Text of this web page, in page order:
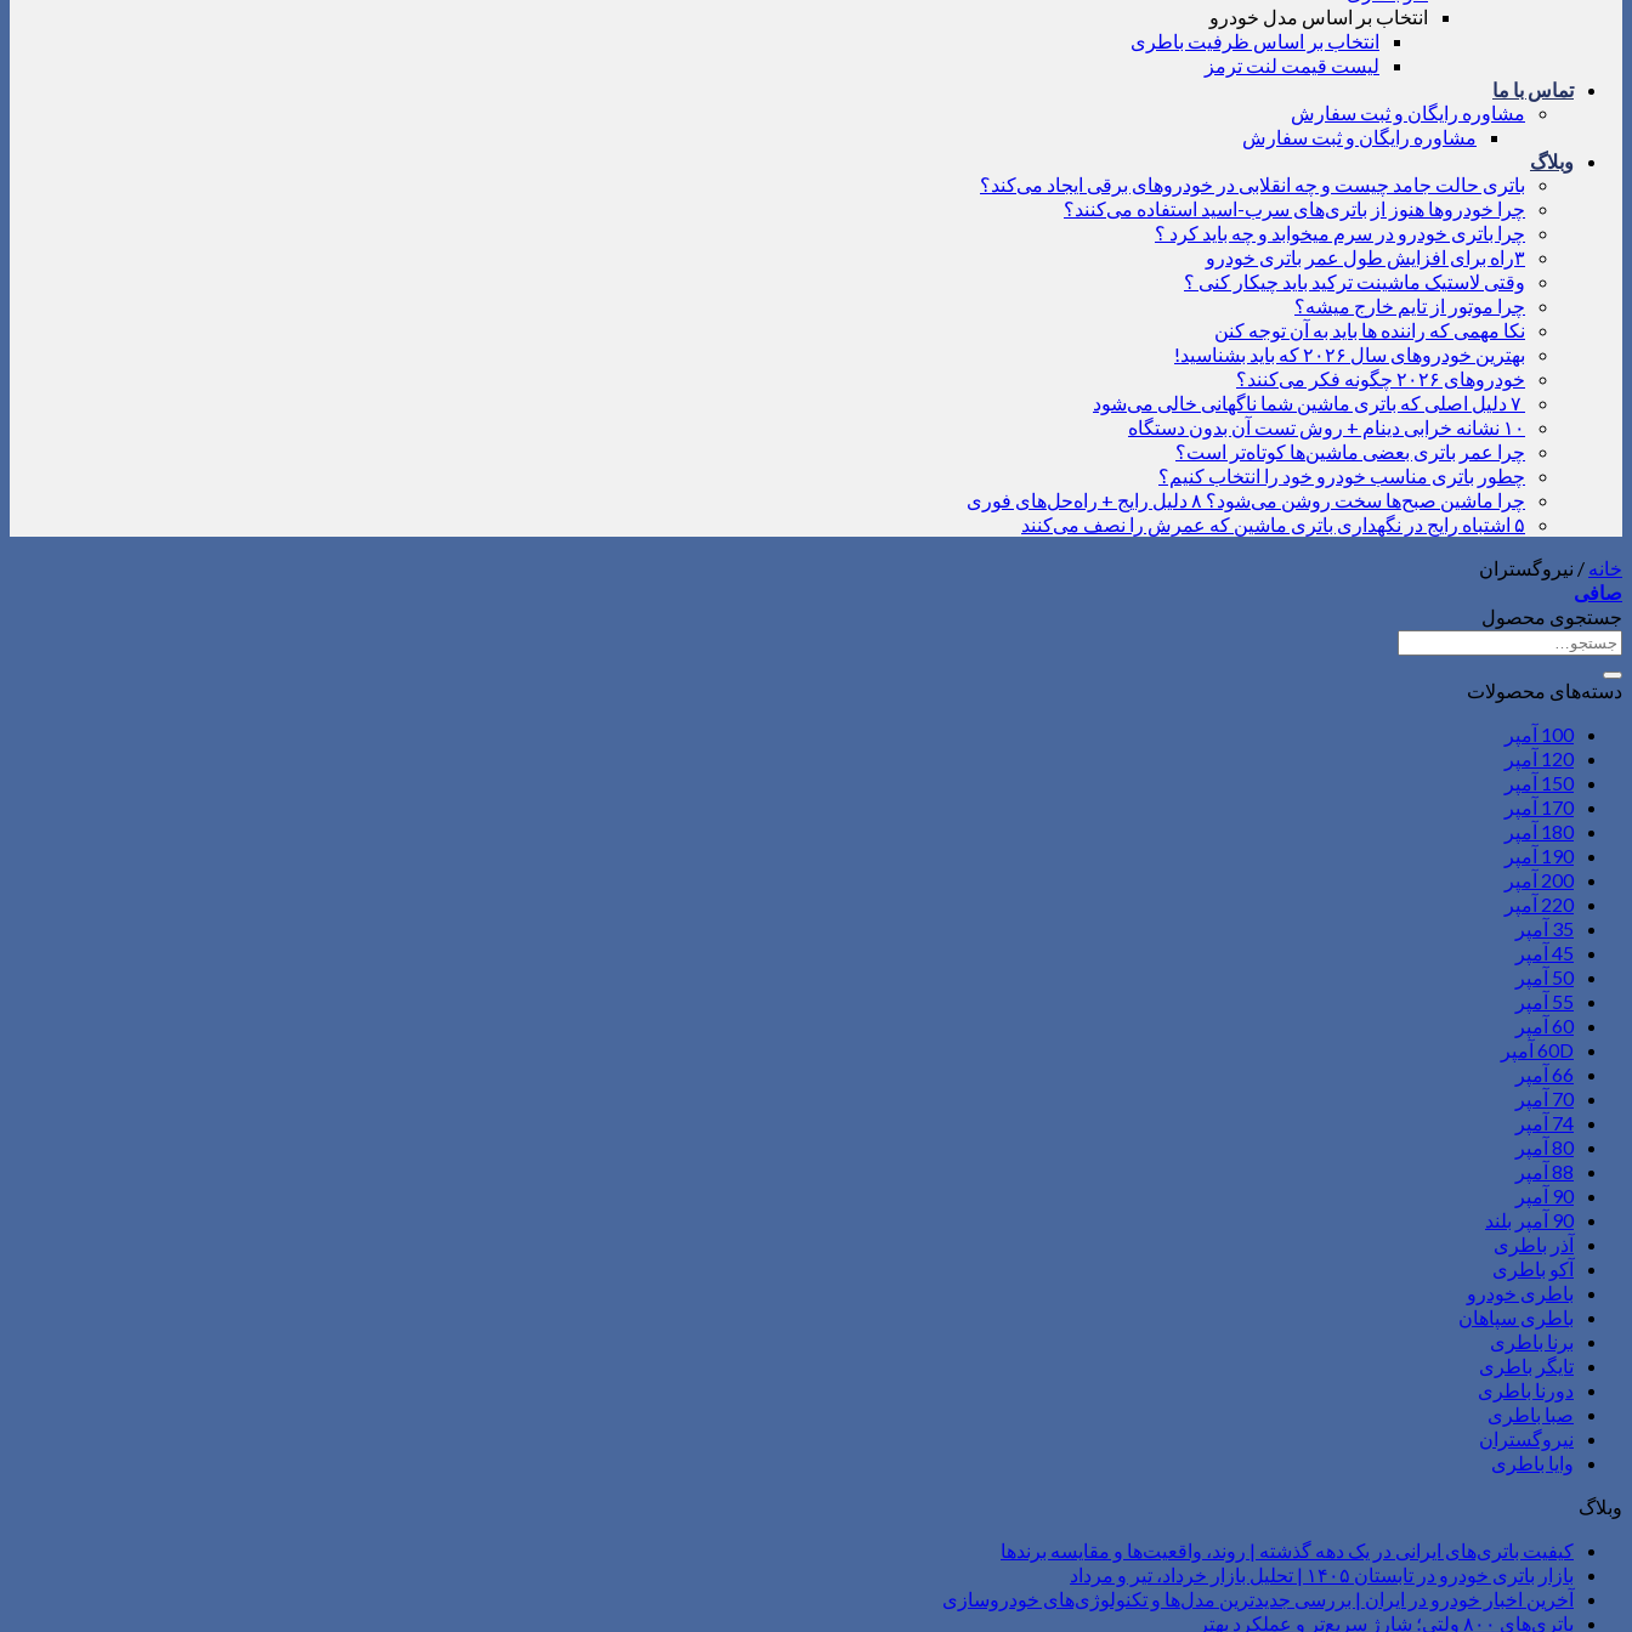
انتخاب بر اساس مدل خودرو
انتخاب بر اساس ظرفیت باطری
لیست قیمت لنت ترمز
تماس با ما
مشاوره رایگان و ثبت سفارش
مشاوره رایگان و ثبت سفارش
وبلاگ
باتری حالت جامد چیست و چه انقلابی در خودروهای برقی ایجاد می‌کند؟
چرا خودروها هنوز از باتری‌های سرب-اسید استفاده می‌کنند؟
چرا باتری خودرو در سرم میخوابد و چه باید کرد ؟
۳راه برای افزایش طول عمر باتری خودرو
وقتی لاستیک ماشینت ترکید باید چیکار کنی ؟
چرا موتور از تایم خارج میشه؟
نکا مهمی که راننده ها باید به آن توجه کنن
بهترین خودروهای سال ۲۰۲۶ که باید بشناسید!
خودروهای ۲۰۲۶ چگونه فکر می‌کنند؟
۱۰ نشانه خرابی دینام + روش تست آن بدون دستگاه
چرا عمر باتری بعضی ماشین‌ها کوتاه‌تر است؟
چطور باتری مناسب خودرو خود را انتخاب کنیم؟
چرا ماشین صبح‌ها سخت روشن می‌شود؟ ۸ دلیل رایج + راه‌حل‌های فوری
۵ اشتباه رایج در نگهداری باتری ماشین که عمرش را نصف می‌کنند
خانه / نیروگستران
صافی
جستجوی محصول
جستجو
برای:
دسته‌های محصولات
100 آمپر
120 آمپر
150 آمپر
170 آمپر
180 آمپر
190 آمپر
200 آمپر
220 آمپر
35 آمپر
45 آمپر
50 آمپر
55 آمپر
60 آمپر
60D آمپر
66 آمپر
70 آمپر
74 آمپر
80 آمپر
88 آمپر
90 آمپر
90 آمپر بلند
آذر باطری
آکو باطری
باطری خودرو
باطری سپاهان
برنا باطری
تایگر باطری
دورنا باطری
صبا باطری
نیروگستران
وایا باطری
وبلاگ
کیفیت باتری‌های ایرانی در یک دهه گذشته | روند، واقعیت‌ها و مقایسه برندها
بازار باتری خودرو در تابستان ۱۴۰۵ | تحلیل بازار خرداد، تیر و مرداد
آخرین اخبار خودرو در ایران | بررسی جدیدترین مدل‌ها و تکنولوژی‌های خودروسازی
باتری‌های ۸۰۰ ولتی؛ شارژ سریع‌تر و عملکرد بهتر